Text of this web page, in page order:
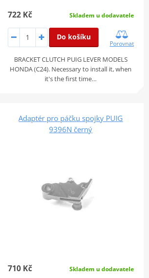
722 Kč Skladem u dodavatele
Do košíku
Porovnat
BRACKET CLUTCH PUIG LEVER MODELS
HONDA (C24). Necessary to install it, when
it's the first time…
Adaptér pro páčku spojky PUIG
9396N černý
710 Kč Skladem u dodavatele